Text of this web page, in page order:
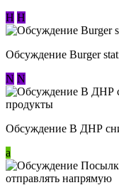
Н Н
Обсуждение Burger
N N
Обсуждение В ДНР
a